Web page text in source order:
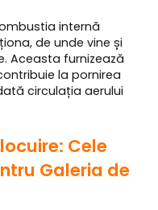
internă
de unde vine și
Aceasta furnizează
la pornirea
circulația aerului
Cele
Galeria de